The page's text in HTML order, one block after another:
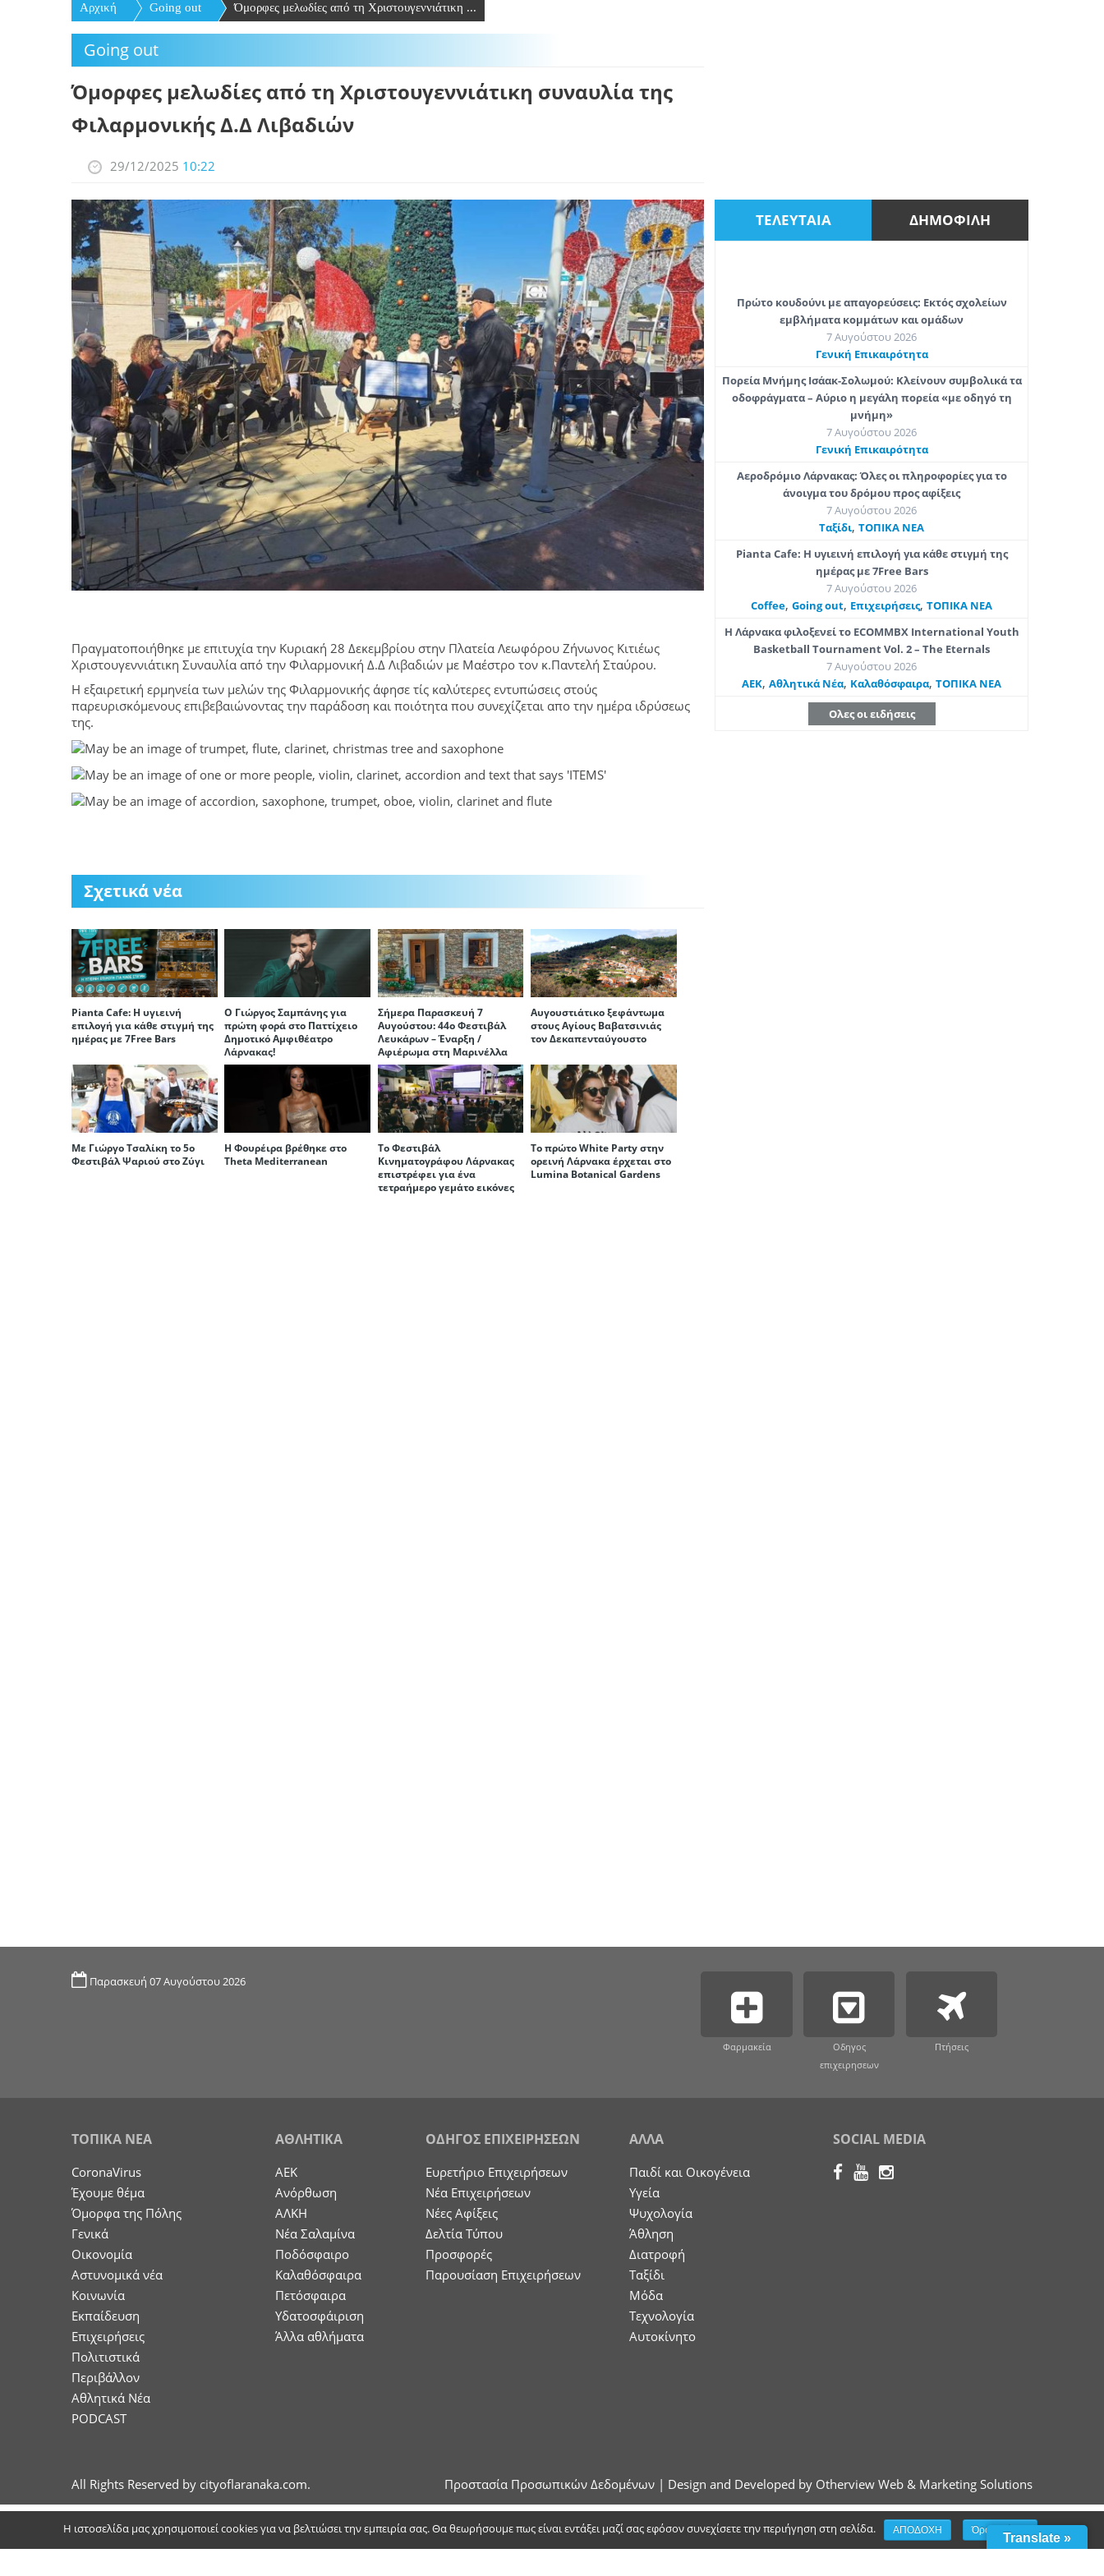
Αρχική Going out Όμορφες μελωδίες από τη Χριστουγεννιάτικη ...
Going out
Όμορφες μελωδίες από τη Χριστουγεννιάτικη συναυλία της
Φιλαρμονικής Δ.Δ Λιβαδιών
29/12/2025 10:22
Πραγματοποιήθηκε με επιτυχία την Κυριακή 28 Δεκεμβρίου στην Πλατεία Λεωφόρου Ζήνωνος Κιτιέως
Χριστουγεννιάτικη Συναυλία από την Φιλαρμονική Δ.Δ Λιβαδιών με Μαέστρο τον κ.Παντελή Σταύρου.
Η εξαιρετική ερμηνεία των μελών της Φιλαρμονικής άφησε τίς καλύτερες εντυπώσεις στούς
παρευρισκόμενους επιβεβαιώνοντας την παράδοση και ποιότητα που συνεχίζεται απο την ημέρα ιδρύσεως
της.
Σχετικά νέα
Pianta Cafe: Η υγιεινή
επιλογή για κάθε στιγμή της
ημέρας με 7Free Bars
Ο Γιώργος Σαμπάνης για
πρώτη φορά στο Παττίχειο
Δημοτικό Αμφιθέατρο
Λάρνακας!
Σήμερα Παρασκευή 7
Αυγούστου: 44ο Φεστιβάλ
Λευκάρων – Έναρξη /
Αφιέρωμα στη Μαρινέλλα
Αυγουστιάτικο ξεφάντωμα
στους Αγίους Βαβατσινιάς
τον Δεκαπενταύγουστο
Με Γιώργο Τσαλίκη το 5ο
Φεστιβάλ Ψαριού στο Ζύγι
Η Φουρέιρα βρέθηκε στο
Theta Mediterranean
Το Φεστιβάλ
Κινηματογράφου Λάρνακας
επιστρέφει για ένα
τετραήμερο γεμάτο εικόνες
Το πρώτο White Party στην
ορεινή Λάρνακα έρχεται στο
Lumina Botanical Gardens
ΤΕΛΕΥΤΑΙΑ ΔΗΜΟΦΙΛΗ
Πρώτο κουδούνι με απαγορεύσεις: Εκτός σχολείων
εμβλήματα κομμάτων και ομάδων
7 Αυγούστου 2026
Γενική Επικαιρότητα
Πορεία Μνήμης Ισάακ-Σολωμού: Κλείνουν συμβολικά τα
οδοφράγματα – Αύριο η μεγάλη πορεία «με οδηγό τη
μνήμη»
7 Αυγούστου 2026
Γενική Επικαιρότητα
Αεροδρόμιο Λάρνακας: Όλες οι πληροφορίες για το
άνοιγμα του δρόμου προς αφίξεις
7 Αυγούστου 2026
Ταξίδι,ΤΟΠΙΚΑ ΝΕΑ
Pianta Cafe: Η υγιεινή επιλογή για κάθε στιγμή της
ημέρας με 7Free Bars
7 Αυγούστου 2026
Coffee,Going out, Επιχειρήσεις,ΤΟΠΙΚΑ ΝΕΑ
Η Λάρνακα φιλοξενεί το ECOMMBX International Youth
Basketball Tournament Vol. 2 – The Eternals
7 Αυγούστου 2026
ΑΕΚ,Αθλητικά Νέα, Καλαθόσφαιρα,ΤΟΠΙΚΑ ΝΕΑ
Ολες οι ειδήσεις
Παρασκευή 07 Αυγούστου 2026
Φαρμακεία
Οδηγος
επιχειρησεων
Πτήσεις
ΤΟΠΙΚΑ ΝΕΑ
CoronaVirus
Έχουμε θέμα
Όμορφα της Πόλης
Γενικά
Οικονομία
Aστυνομικά νέα
Κοινωνία
Εκπαίδευση
Επιχειρήσεις
Πολιτιστικά
Περιβάλλον
Αθλητικά Νέα
PODCAST
ΑΘΛΗΤΙΚΑ
ΑΕΚ
Ανόρθωση
ΑΛΚΗ
Νέα Σαλαμίνα
Ποδόσφαιρο
Καλαθόσφαιρα
Πετόσφαιρα
Υδατοσφάιριση
Άλλα αθλήματα
ΟΔΗΓΟΣ ΕΠΙΧΕΙΡΗΣΕΩΝ
Ευρετήριο Επιχειρήσεων
Nέα Επιχειρήσεων
Νέες Αφίξεις
Δελτία Τύπου
Προσφορές
Παρουσίαση Επιχειρήσεων
ΑΛΛΑ
Παιδί και Οικογένεια
Υγεία
Ψυχολογία
Άθληση
Διατροφή
Ταξίδι
Μόδα
Τεχνολογία
Αυτοκίνητο
SOCIAL MEDIA
All Rights Reserved by cityoflaranaka.com. Προστασία Προσωπικών Δεδομένων | Design and Developed by Otherview Web & Marketing Solutions
Translate »
Η ιστοσελίδα μας χρησιμοποιεί cookies για να βελτιώσει την εμπειρία σας. Θα θεωρήσουμε πως είναι εντάξει μαζί σας εφόσον συνεχίσετε την περιήγηση στη σελίδα. ΑΠΟΔΟΧΗ Όροι χρήσης